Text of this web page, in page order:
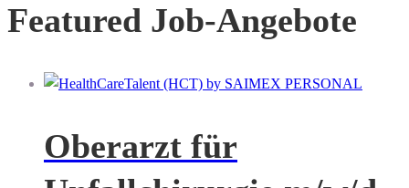
Featured Job-Angebote
Oberarzt für